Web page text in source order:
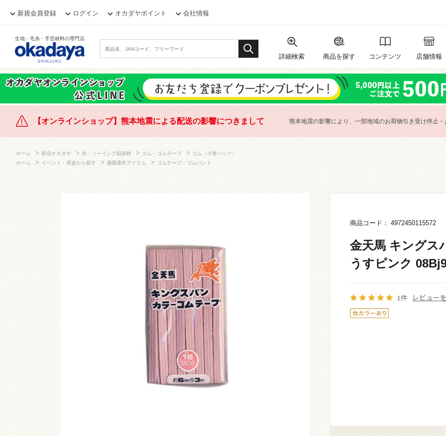
新規会員登録 ログイン オカダヤポイント 会社情報
生地・毛糸・手芸材料の専門店
詳細検索 商品を探す コンテンツ 店舗情報
【オンラインショップ】熊本地震による配送の影響につきまして 熊本地震の影響により、一部地域のお荷物引き受け停止
ホーム > 新宿オカダヤ > 糸・ソーイング副資材 > ゴム・ゴムテープ > ゴム（小巻パック）
ホーム
> イベント・用途から探す > 通園通学アイテム > ゴムテープ・ゴムバンド
商品コード： 4972450115572
金天馬 キングス
うすピンク
1件 レビュー